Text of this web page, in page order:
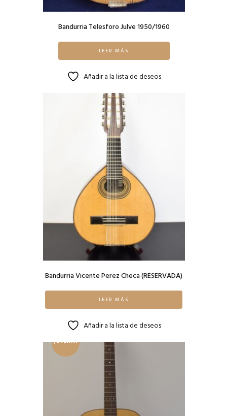
Bandurria Telesforo Julve 1950/1960
LEER MÁS
Añadir a la lista de deseos
Bandurria Vicente Perez Checa (RESERVADA)
LEER MÁS
Añadir a la lista de deseos
¡OFERTA